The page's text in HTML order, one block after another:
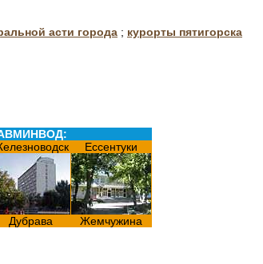
асти города ; курорты пятигорска
Ессентуки
Дубрава Жемчужина